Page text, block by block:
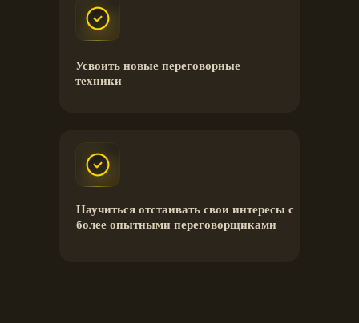
Научиться отстаивать свои интересы с
более опытными переговорщиками
Усвоить новые переговорные
техники